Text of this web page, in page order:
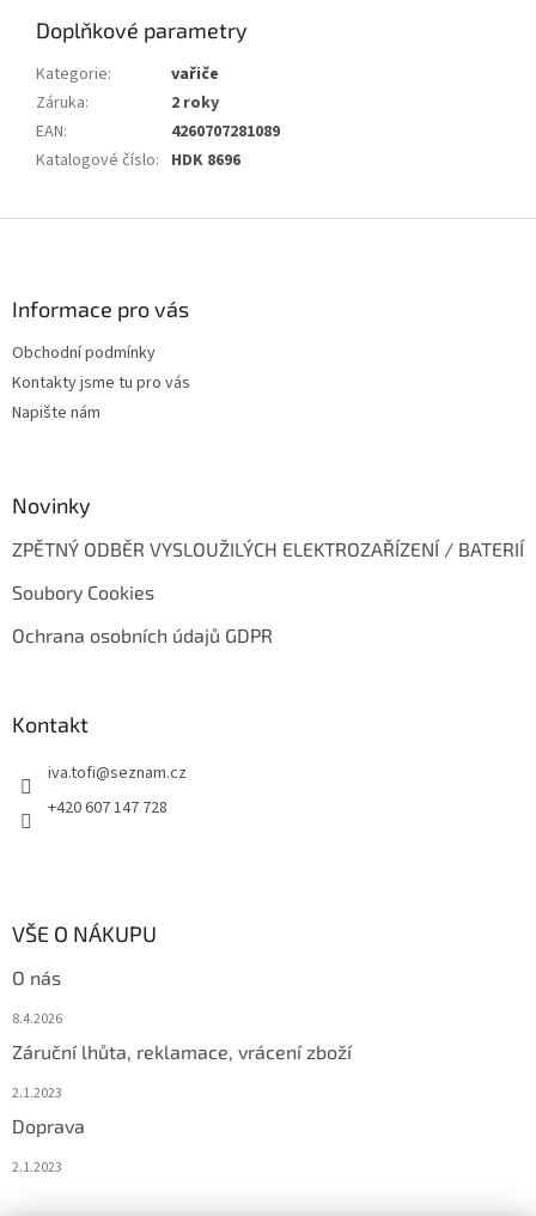
Doplňkové parametry
Kategorie:
vařiče
Záruka:
2 roky
EAN:
4260707281089
Katalogové číslo: HDK 8696
Informace pro vás
Obchodní podmínky
Kontakty jsme tu pro vás
Napište nám
Novinky
ZPĚTNÝ ODBĚR VYSLOUŽILÝCH ELEKTROZAŘÍZENÍ / BATERIÍ
Soubory Cookies
Ochrana osobních údajů GDPR
Kontakt
iva.tofi@seznam.cz
+420 607 147 728
VŠE O NÁKUPU
O nás
8.4.2026
Záruční lhůta, reklamace, vrácení zboží
2.1.2023
Doprava
2.1.2023